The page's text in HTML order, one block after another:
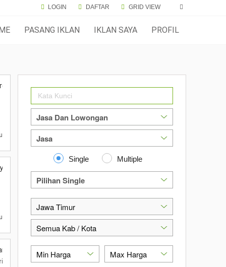
LOGIN DAFTAR GRID VIEW
PASANG IKLAN IKLAN SAYA PROFIL
di Malang
Dimalang
Kec. Lowokwaru, Kota Malang, Jawa Timur 65144
Single Multiple